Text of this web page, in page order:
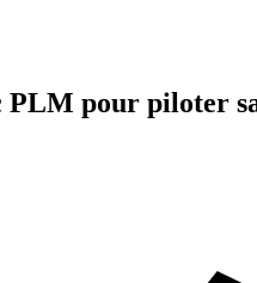
pour piloter